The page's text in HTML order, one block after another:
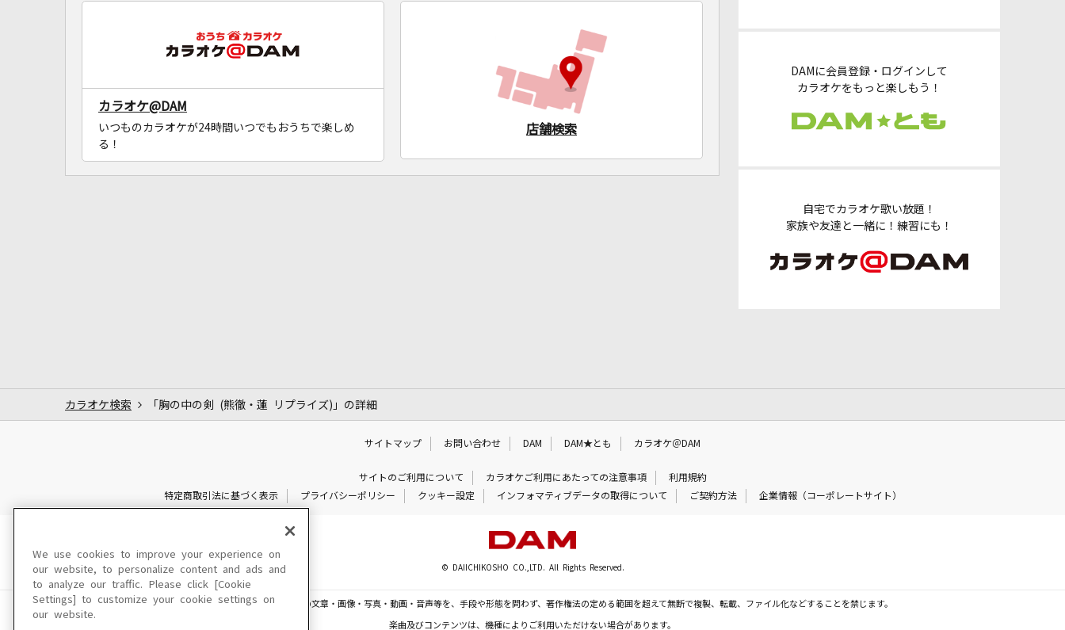
DAMに会員登録・ログインして
カラオケをもっと楽しもう！
自宅でカラオケ歌い放題！
家族や友達と一緒に！練習にも！
カラオケ@DAM
いつものカラオケが24時間いつでもおうちで楽しめ
る！
店舗検索
カラオケ検索 「胸の中の剣 (熊徹・蓮 リプライズ)」の詳細
サイトマップ お問い合わせ DAM DAM★とも カラオケ＠DAM
サイトのご利用について カラオケご利用にあたっての注意事項
利用規約
特定商取引法に基づく表示
プライバシーポリシー クッキー設定 インフォマティブデータの取得について ご契約方法 企業情報（コーポレートサイト）
© DAIICHIKOSHO CO.,LTD. All Rights Reserved.
このサイトに掲載されている一切の文章・画像・写真・動画・音声等を、手段や形態を問わず、著作権法の定める範囲を超えて無断で複製、転載、ファイル化などすることを禁じます。
楽曲及びコンテンツは、機種によりご利用いただけない場合があります。
We use cookies to improve your experience on
our website, to personalize content and ads and
to analyze our traffic. Please click [Cookie
Settings] to customize your cookie settings on
our website.